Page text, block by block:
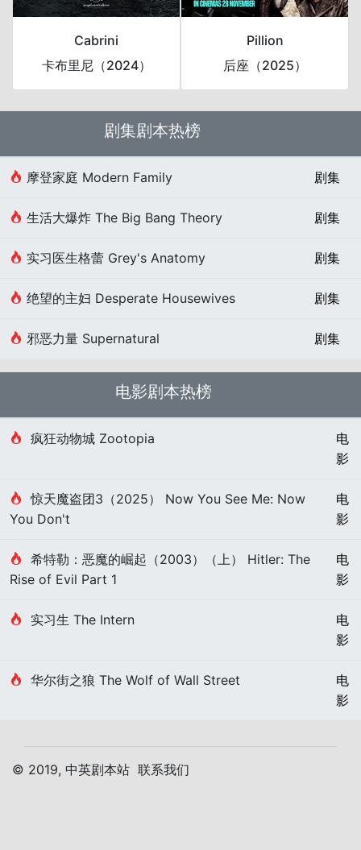
Cabrini
卡布里尼（2024）
Pillion
后座（2025）
剧集剧本热榜
摩登家庭 Modern Family 剧集
生活大爆炸 The Big Bang Theory 剧集
实习医生格蕾 Grey's Anatomy 剧集
绝望的主妇 Desperate Housewives 剧集
邪恶力量 Supernatural 剧集
电影剧本热榜
疯狂动物城 Zootopia
电
影
惊天魔盗团3（2025） Now You See Me: Now
You Don't
电
影
希特勒：恶魔的崛起（2003）（上） Hitler: The
Rise of Evil Part 1
电
影
实习生 The Intern
电
影
华尔街之狼 The Wolf of Wall Street
电
影
© 2019, 中英剧本站 联系我们